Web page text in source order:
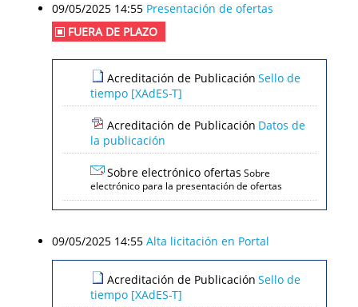
09/05/2025 14:55 Presentación de ofertas
FUERA DE PLAZO
Acreditación de Publicación Sello de
tiempo [XAdES-T]
Acreditación de Publicación Datos de
la publicación
Sobre electrónico ofertas Sobre
electrónico para la presentación de ofertas
09/05/2025 14:55 Alta licitación en Portal
Acreditación de Publicación Sello de
tiempo [XAdES-T]